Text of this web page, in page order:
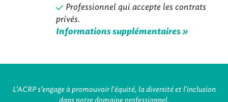
Professionnel qui accepte les contrats
privés.
Informations supplémentaires »
L’ACRP s’engage à promouvoir l'équité, la diversité et l'inclusion
dans notre domaine professionnel.